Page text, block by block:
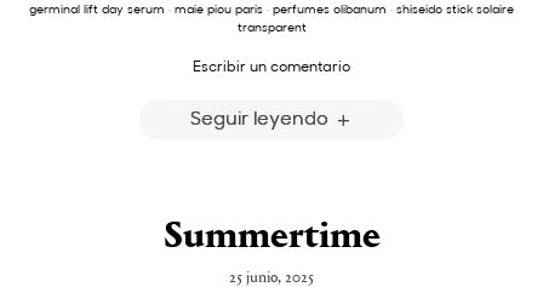
germinal lift day serum · maie piou paris · perfumes olibanum · shiseido stick solaire
transparent
Escribir un comentario
Seguir leyendo
Summertime
25 junio, 2025